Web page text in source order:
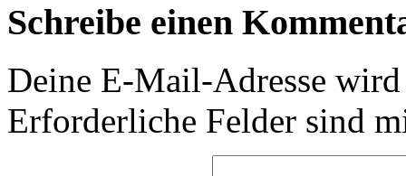
Schreibe einen
Deine E-Mail-Adresse
Erforderliche Felder sind